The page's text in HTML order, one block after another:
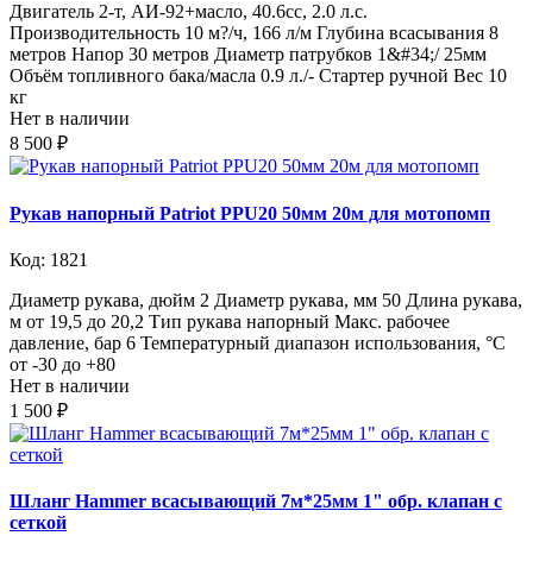
Двигатель 2-т, АИ-92+масло, 40.6сс, 2.0 л.с.
Производительность 10 м?/ч, 166 л/м Глубина всасывания 8
метров Напор 30 метров Диаметр патрубков 1&#34;/ 25мм
Объём топливного бака/масла 0.9 л./- Стартер ручной Вес 10
кг
Нет в наличии
8 500 ₽
Рукав напорный Patriot PPU20 50мм 20м для мотопомп
Код: 1821
Диаметр рукава, дюйм 2 Диаметр рукава, мм 50 Длина рукава,
м от 19,5 до 20,2 Тип рукава напорный Макс. рабочее
давление, бар 6 Температурный диапазон использования, °С
от -30 до +80
Нет в наличии
1 500 ₽
Шланг Hammer всасывающий 7м*25мм 1" обр. клапан с
сеткой